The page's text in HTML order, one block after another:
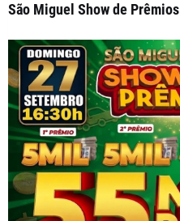
São Miguel Show de Prêmios